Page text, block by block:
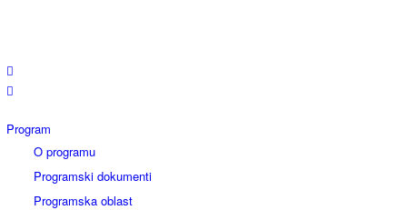
Program
O programu
Programski dokumenti
Programska oblast